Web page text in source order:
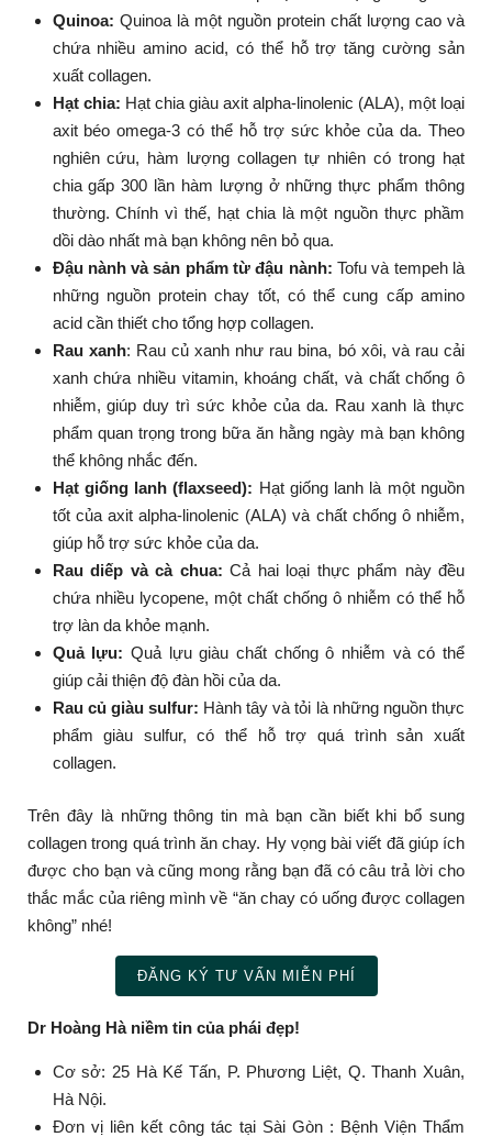
Quinoa: Quinoa là một nguồn protein chất lượng cao và
chứa nhiều amino acid, có thể hỗ trợ tăng cường sản
xuất collagen.
Hạt chia: Hạt chia giàu axit alpha-linolenic (ALA), một loại
axit béo omega-3 có thể hỗ trợ sức khỏe của da. Theo
nghiên cứu, hàm lượng collagen tự nhiên có trong hạt
chia gấp 300 lần hàm lượng ở những thực phẩm thông
thường. Chính vì thế, hạt chia là một nguồn thực phầm
dồi dào nhất mà bạn không nên bỏ qua.
Đậu nành và sản phẩm từ đậu nành:Tofu và tempeh là
những nguồn protein chay tốt, có thể cung cấp amino
acid cần thiết cho tổng hợp collagen.
Rau xanh: Rau củ xanh như rau bina, bó xôi, và rau cải
xanh chứa nhiều vitamin, khoáng chất, và chất chống ô
nhiễm, giúp duy trì sức khỏe của da. Rau xanh là thực
phẩm quan trọng trong bữa ăn hằng ngày mà bạn không
thể không nhắc đến.
Hạt giống lanh (flaxseed): Hạt giống lanh là một nguồn
tốt của axit alpha-linolenic (ALA) và chất chống ô nhiễm,
giúp hỗ trợ sức khỏe của da.
Rau diếp và cà chua: Cả hai loại thực phẩm này đều
chứa nhiều lycopene, một chất chống ô nhiễm có thể hỗ
trợ làn da khỏe mạnh.
Quả lựu: Quả lựu giàu chất chống ô nhiễm và có thể
giúp cải thiện độ đàn hồi của da.
Rau củ giàu sulfur: Hành tây và tỏi là những nguồn thực
phẩm giàu sulfur, có thể hỗ trợ quá trình sản xuất
collagen.
Trên đây là những thông tin mà bạn cần biết khi bổ sung
collagen trong quá trình ăn chay. Hy vọng bài viết đã giúp ích
được cho bạn và cũng mong rằng bạn đã có câu trả lời cho
thắc mắc của riêng mình về “ăn chay có uống được collagen
không” nhé!
ĐĂNG KÝ TƯ VẤN MIỄN PHÍ
Dr Hoàng Hà niềm tin của phái đẹp!
Cơ sở: 25 Hà Kế Tấn, P. Phương Liệt, Q. Thanh Xuân,
Hà Nội.
Đơn vị liên kết công tác tại Sài Gòn : Bệnh Viện Thẩm